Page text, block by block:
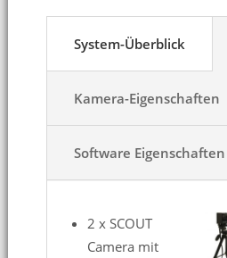
System-Überblick
Kamera-Eigenschaften
Software Eigenschaften
2 x SCOUT
Camera mit